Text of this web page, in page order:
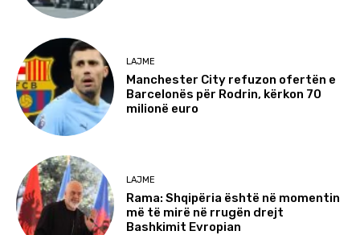
LAJME
Manchester City refuzon ofertën e
Barcelonës për Rodrin, kërkon 70
milionë euro
LAJME
Rama: Shqipëria është në momentin
më të mirë në rrugën drejt
Bashkimit Evropian